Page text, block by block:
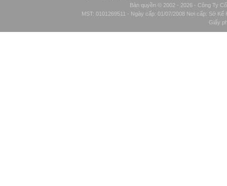
Bản quyền © 2002 - 2026 - Công Ty
MST: 0101269511 - Ngày cấp: 01/07/2008 Nơi cấp: Sở
Giấy